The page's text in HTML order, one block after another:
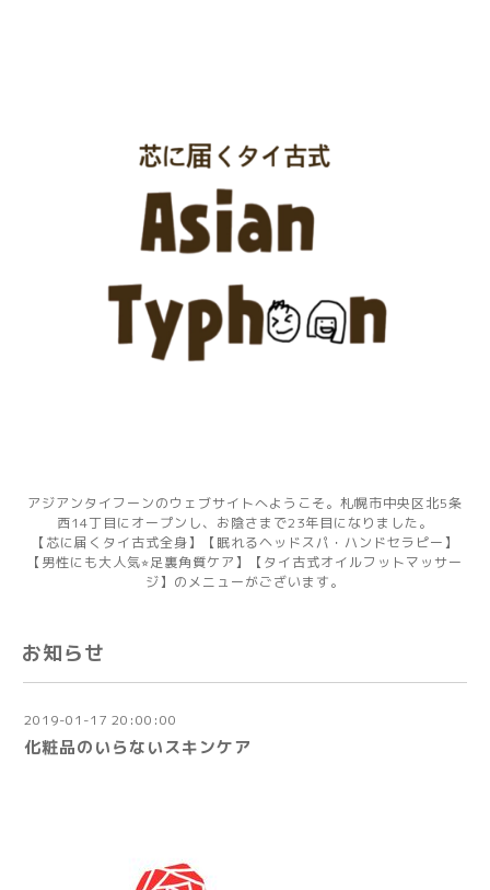
アジアンタイフーンのウェブサイトへようこそ。札幌市中央区北5条
西14丁目にオープンし、お陰さまで23年目になりました。
【芯に届くタイ古式全身】【眠れるヘッドスパ・ハンドセラピー】
【男性にも大人気⭐︎足裏角質ケア】【タイ古式オイルフットマッサー
ジ】のメニューがございます。
お知らせ
2019-01-17 20:00:00
化粧品のいらないスキンケア